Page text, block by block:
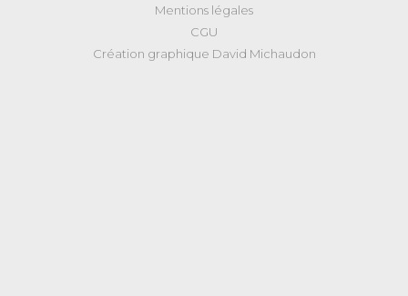
Mentions légales
CGU
Création graphique David Michaudon